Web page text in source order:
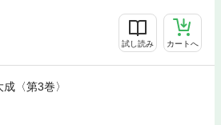
試し読み カートへ
〈第3巻〉